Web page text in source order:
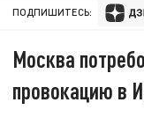
ПОДПИШИТЕСЬ:
Москва
провокацию в